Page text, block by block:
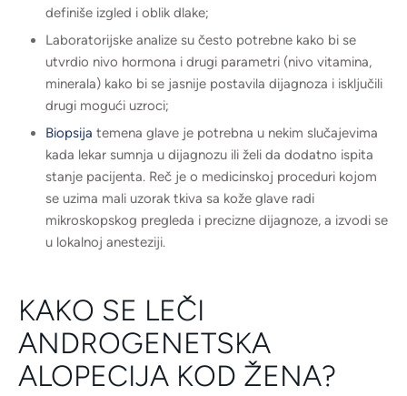
definiše izgled i oblik dlake;
Laboratorijske analize su često potrebne kako bi se
utvrdio nivo hormona i drugi parametri (nivo vitamina,
minerala) kako bi se jasnije postavila dijagnoza i isključili
drugi mogući uzroci;
Biopsija temena glave je potrebna u nekim slučajevima
kada lekar sumnja u dijagnozu ili želi da dodatno ispita
stanje pacijenta. Reč je o medicinskoj proceduri kojom
se uzima mali uzorak tkiva sa kože glave radi
mikroskopskog pregleda i precizne dijagnoze, a izvodi se
u lokalnoj anesteziji.
KAKO SE LEČI
ANDROGENETSKA
ALOPECIJA KOD ŽENA?